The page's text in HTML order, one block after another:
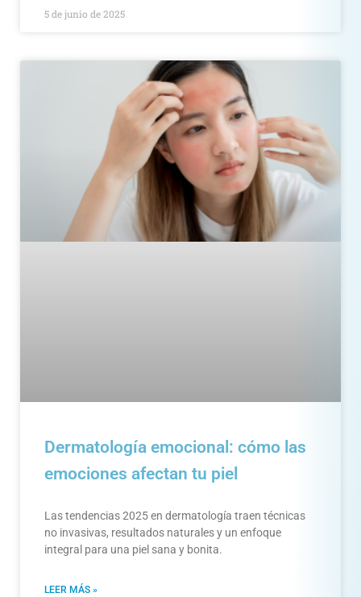
5 de junio de 2025
Dermatología emocional: cómo las
emociones afectan tu piel
Las tendencias 2025 en dermatología traen técnicas
no invasivas, resultados naturales y un enfoque
integral para una piel sana y bonita.
LEER MÁS »